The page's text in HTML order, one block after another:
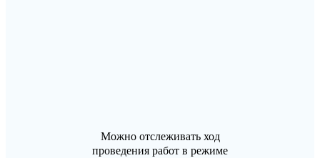
Можно отслеживать ход
проведения работ в режиме